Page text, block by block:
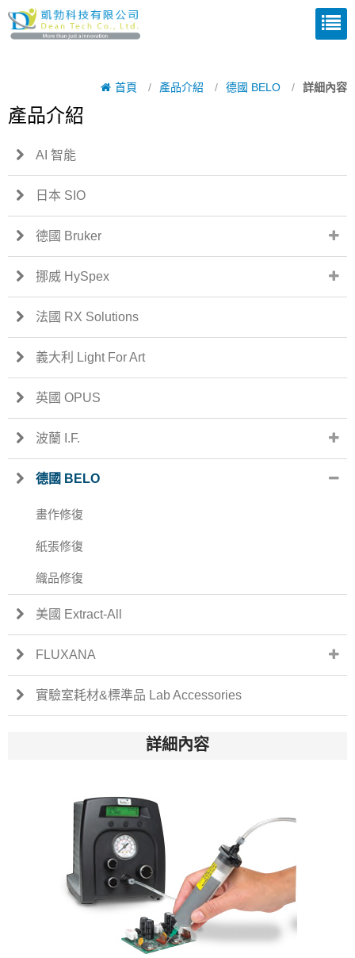
首頁 / 產品介紹 / 德國 BELO / 詳細內容
產品介紹
AI 智能
日本 SIO
德國 Bruker
挪威 HySpex
法國 RX Solutions
義大利 Light For Art
英國 OPUS
波蘭 I.F.
德國 BELO
畫作修復
紙張修復
織品修復
美國 Extract-All
FLUXANA
實驗室耗材&標準品 Lab Accessories
詳細內容